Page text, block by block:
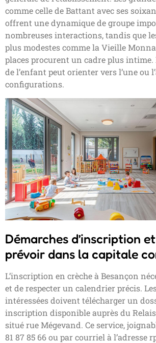
comme celle de Battant avec ses
offrent une dynamique de groupe
nombreuses interactions, tandis que
plus modestes comme la Vieille
places procurent un cadre plus intime.
de l’enfant peut orienter vers l’une ou
configurations.
Démarches d’inscription
prévoir dans la capitale
L’inscription en crèche à Besançon
et de respecter un calendrier précis.
intéressées doivent télécharger un
inscription disponible auprès du
situé rue Mégevand. Ce service,
81 87 85 66 ou par courriel à l’adresse